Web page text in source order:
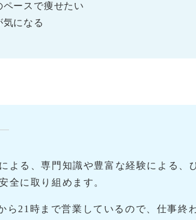
ースで痩せたい
になる
よる、専門知識や豊富な経験による
全に取り組めます。
ら21時まで営業しているので、仕事